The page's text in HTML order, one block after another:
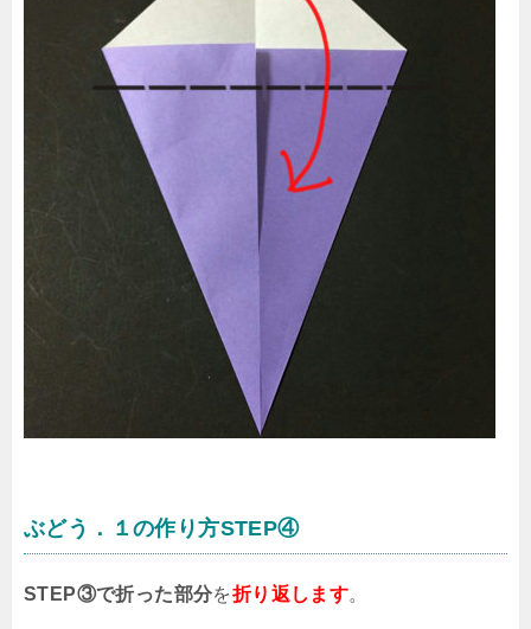
ぶどう．１の作り方STEP④
STEP③で折った部分を折り返します。